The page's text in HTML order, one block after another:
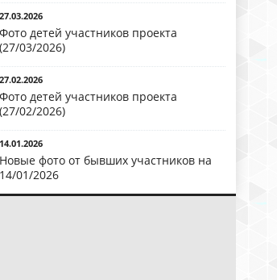
27.03.2026
Фото детей участников проекта
(27/03/2026)
27.02.2026
Фото детей участников проекта
(27/02/2026)
14.01.2026
Новые фото от бывших участников на
14/01/2026